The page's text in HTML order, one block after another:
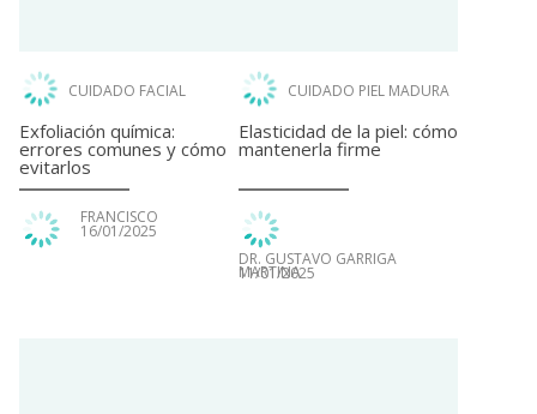
CUIDADO FACIAL
Exfoliación química:
errores comunes y cómo
evitarlos
FRANCISCO
16/01/2025
CUIDADO PIEL MADURA
Elasticidad de la piel: cómo
mantenerla firme
DR. GUSTAVO GARRIGA
MARTINA
11/01/2025